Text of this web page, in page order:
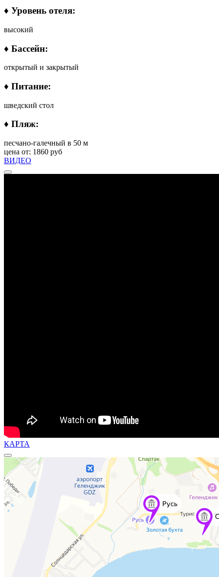
♦ Уровень отеля:
высокий
♦ Бассейн:
открытый и закрытый
♦ Питание:
шведский стол
♦ Пляж:
песчано-галечный в 50 м
цена от: 1860 руб
ВИДЕО
КАРТА